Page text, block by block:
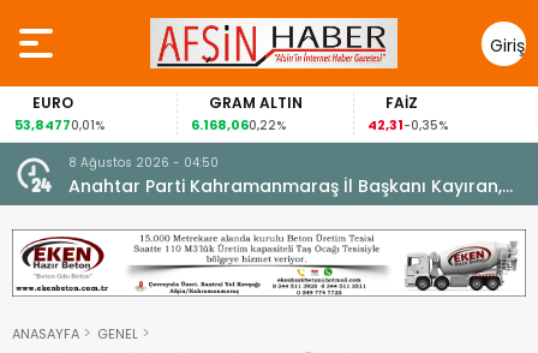
Giriş
Yap
GRAM ALTIN
6.168,06
FAİZ
42,31-0,35% 88,60
8 Ağustos 2026 - 04:50
Anahtar Parti Kahramanmaraş İl Başkanı Kayıran,
Afşin Teşkilatı ile buluştu.
ANASAYFA
GENEL